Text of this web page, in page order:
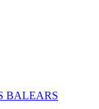
BALEARS